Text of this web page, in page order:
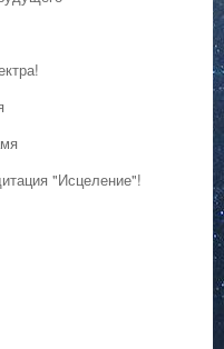
"Исцеление"!